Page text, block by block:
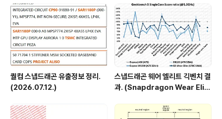
수도 있긴한데... 린팩 버전이 달라서 그런건지, 구조적으로
다른 이유가 있는건지... 3. 스냅 S4 쿼드의 압도적인 결과
때문에 분할된 그래프마다 축 최대값과 ..
퀄컴 스냅드래곤 유출정보 정리.
(2026.07.12.)
스냅드래곤 웨어 엘리트 긱벤치 결
과. (Snapdragon Wear Elit